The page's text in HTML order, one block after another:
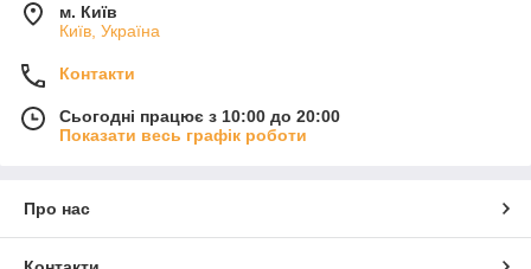
м. Київ
Київ, Україна
Контакти
Сьогодні працює з 10:00 до 20:00
Показати весь графік роботи
Про нас